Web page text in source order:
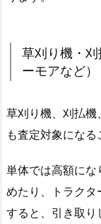
草刈り機・
ーモアなど）
草刈り機、刈払
も査定対象になる
単体では高額にな
めたり、トラクタ
すると、引き取り